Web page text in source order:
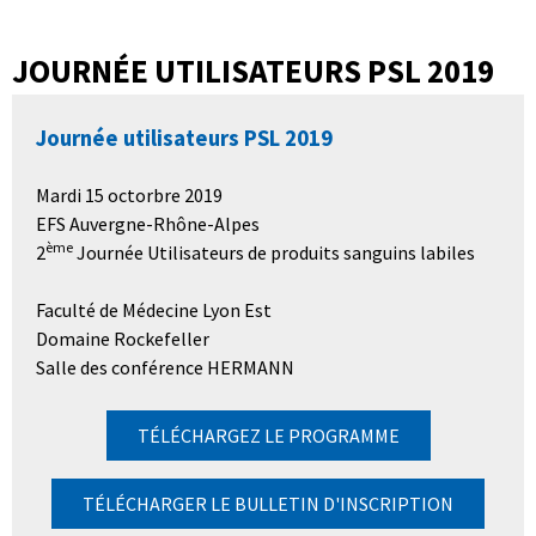
JOURNÉE UTILISATEURS PSL 2019
Journée utilisateurs PSL 2019
Mardi 15 octorbre 2019
EFS Auvergne-Rhône-Alpes
2ème Journée Utilisateurs de produits sanguins labiles
Faculté de Médecine Lyon Est
Domaine Rockefeller
Salle des conférence HERMANN
TÉLÉCHARGEZ LE PROGRAMME
TÉLÉCHARGER LE BULLETIN D'INSCRIPTION